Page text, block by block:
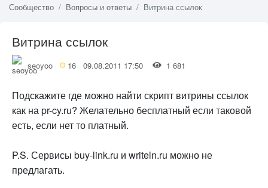
Сообщество Вопросы и ответы Витрина ссылок
Витрина ссылок
seoyoo 16 09.08.2011 17:50 1 681
Подскажите где можно найти скрипт витрины ссылок
как на pr-cy.ru? Желательно бесплатный если таковой
есть, если нет то платный.
P.S. Сервисы buy-link.ru и writeln.ru можно не
предлагать.